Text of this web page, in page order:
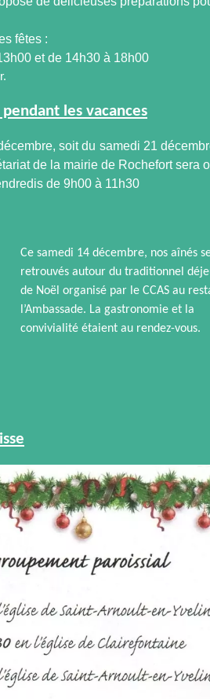
fêtes :
et de 14h30 à 18h00
les vacances
soit du samedi 21
de la mairie de Rochefort sera
de 9h00 à 11h30
Ce samedi 14 décembre, nos aînés
retrouvés autour du traditionnel
de Noël organisé par le CCAS au
l’Ambassade. La gastronomie et la
convivialité étaient au rendez-vous.